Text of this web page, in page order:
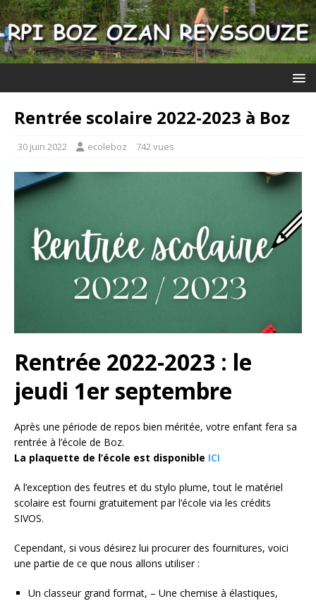
Rentrée scolaire 2022-2023 à Boz
30 juin 2022 ecoleboz 742 vues
Rentrée 2022-2023 : le
jeudi 1er septembre
Après une période de repos bien méritée, votre enfant fera sa
rentrée à l’école de Boz.
La plaquette de l’école est disponible ICI
A l’exception des feutres et du stylo plume, tout le matériel
scolaire est fourni gratuitement par l’école via les crédits
SIVOS.
Cependant, si vous désirez lui procurer des fournitures, voici
une partie de ce que nous allons utiliser :
Un classeur grand format, – Une chemise à élastiques,